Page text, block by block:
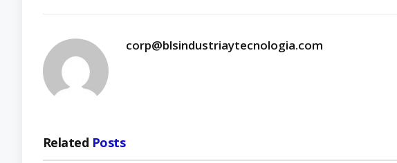
corp@blsindustriaytecnologia.com
Related Posts